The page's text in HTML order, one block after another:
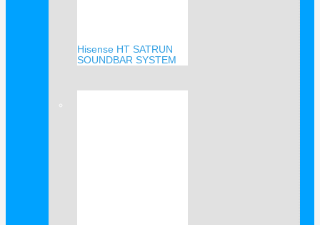
Hisense HT SATRUN
SOUNDBAR SYSTEM